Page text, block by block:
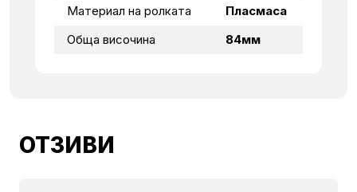
Материал на ролката
Пласмаса
Обща височина
84мм
ОТЗИВИ